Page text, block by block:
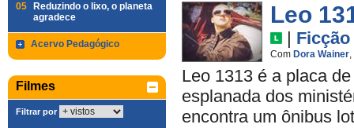
05
Reduzindo o lixo, o planeta
agradece
Acervo Pedagógico
Filmes
Filtrar por
Leo
| Ficção
Com Dora Wainer,
Leo 1313 é a placa
esplanada dos
encontra um ônibus